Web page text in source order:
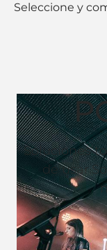
Seleccione y
Soluciones
de